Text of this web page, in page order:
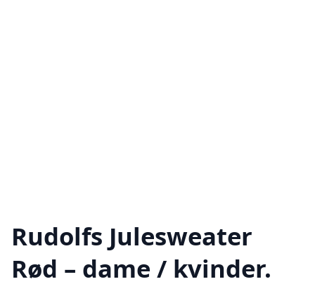
Rudolfs Julesweater
Rød – dame / kvinder.